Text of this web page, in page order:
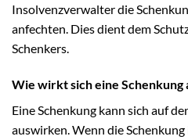
Insolvenzverwalter die
anfechten. Dies dient dem
Schenkers.
Wie wirkt sich eine Schenkung
Eine Schenkung kann sich auf
auswirken. Wenn die